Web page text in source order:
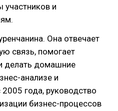
участников и
Она отвечает
связь, помогает
делать домашние
анализе и
года, руководство
бизнес-процессов